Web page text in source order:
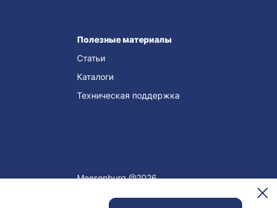
Полезные материалы
Статьи
Каталоги
Техническая поддержка
Meesenburg @2026